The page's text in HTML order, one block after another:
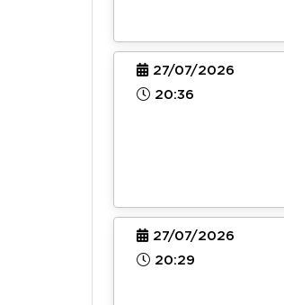
27/07/2026
20:36
27/07/2026
20:29